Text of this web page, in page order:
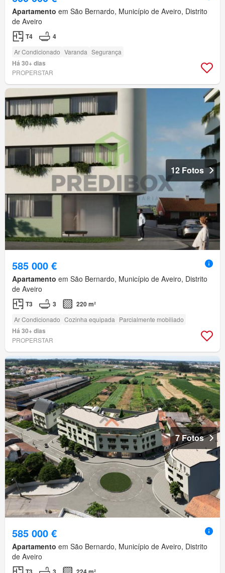
Apartamento em São Bernardo, Município de Aveiro, Distrito
de Aveiro
T4 4
Ar Condicionado Varanda Segurança
Há 30+ dias
PROPERSTAR
12 Fotos
585 000 €
Apartamento em São Bernardo, Município de Aveiro, Distrito
de Aveiro
T3 3 220 m²
Ar Condicionado Cozinha equipada Parcialmente mobiliado
Há 30+ dias
PROPERSTAR
7 Fotos
585 000 €
Apartamento em São Bernardo, Município de Aveiro, Distrito
de Aveiro